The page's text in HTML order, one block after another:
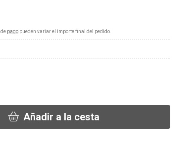
de pago pueden variar el importe final del pedido.
Añadir a la cesta